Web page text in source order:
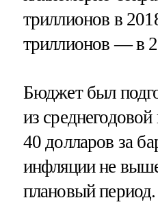
триллионов в
триллионов — в
Бюджет был
из
40 долларов за
инфляции не
плановый период.